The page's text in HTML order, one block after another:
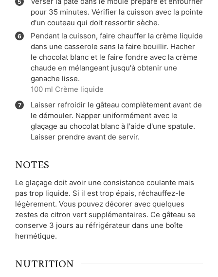
pour 35 minutes. Vérifier la cuisson avec la pointe
d'un couteau qui doit ressortir sèche.
Pendant la cuisson, faire chauffer la crème liquide
dans une casserole sans la faire bouillir. Hacher
le chocolat blanc et le faire fondre avec la crème
chaude en mélangeant jusqu'à obtenir une
ganache lisse.
100 ml Crème liquide
Laisser refroidir le gâteau complètement avant de
le démouler. Napper uniformément avec le
glaçage au chocolat blanc à l'aide d'une spatule.
Laisser prendre avant de servir.
NOTES
Le glaçage doit avoir une consistance coulante mais
pas trop liquide. Si il est trop épais, réchauffez-le
légèrement. Vous pouvez décorer avec quelques
zestes de citron vert supplémentaires. Ce gâteau se
conserve 3 jours au réfrigérateur dans une boîte
hermétique.
NUTRITION